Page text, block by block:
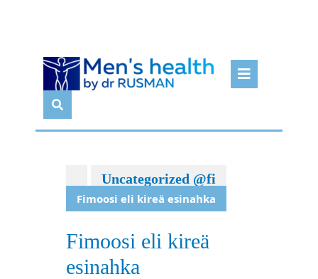
Skip
content
Uncategorized @fi
Fimoosi eli kireä esinahka
Fimoosi eli kireä
esinahka